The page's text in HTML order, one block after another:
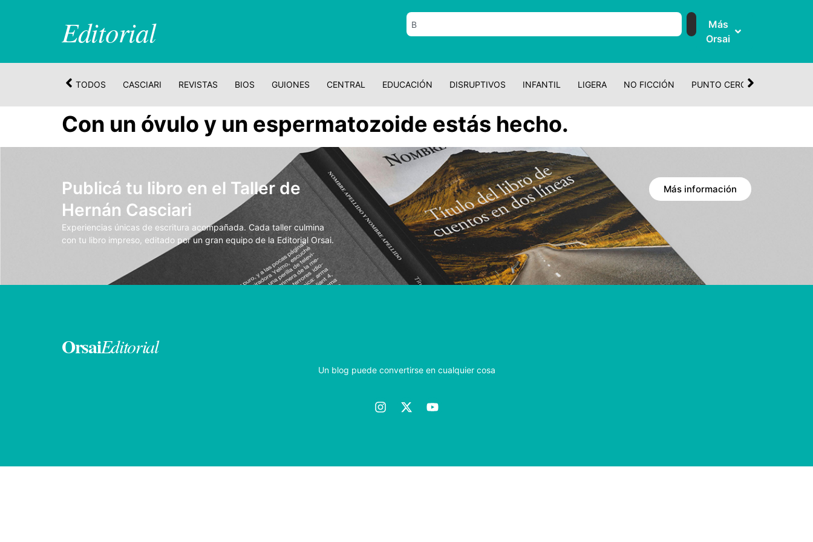
Editorial
Más
Orsai
TODOS CASCIARI REVISTAS BIOS GUIONES CENTRAL EDUCACIÓN DISRUPTIVOS INFANTIL LIGERA NO FICCIÓN PUNTO CERO
Con un óvulo y un espermatozoide estás hecho.
Publicá tu libro en el Taller de
Hernán Casciari
Experiencias únicas de escritura acompañada. Cada taller culmina
con tu libro impreso, editado por un gran equipo de la Editorial Orsai.
Más información
OrsaiEditorial
Un blog puede convertirse en cualquier cosa